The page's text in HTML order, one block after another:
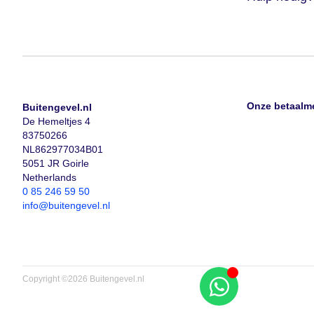
Buitengevel.nl
De Hemeltjes 4
83750266
NL862977034B01
5051 JR Goirle
Netherlands
0 85 246 59 50
info@buitengevel.nl
Onze
Copyright ©2026 Buitengevel.nl